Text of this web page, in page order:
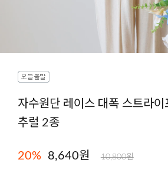
자수원단 레이스 대폭 스트라이
추럴 2종
20% 8,640원 10,800원